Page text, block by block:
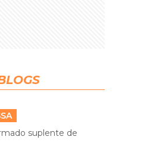
suplente de